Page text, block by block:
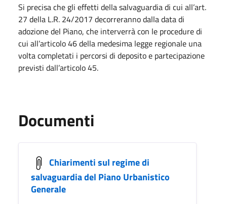
Si precisa che gli effetti della salvaguardia di cui all’art.
27 della L.R. 24/2017 decorreranno dalla data di
adozione del Piano, che interverrà con le procedure di
cui all’articolo 46 della medesima legge regionale una
volta completati i percorsi di deposito e partecipazione
previsti dall’articolo 45.
Documenti
Chiarimenti sul regime di
salvaguardia del Piano Urbanistico
Generale